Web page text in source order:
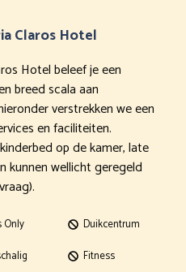
Claros Hotel
Hotel beleef je een
breed scala aan
verstrekken we een
en faciliteiten.
op de kamer, late
wellicht geregeld
Only
Duikcentrum
Fitness